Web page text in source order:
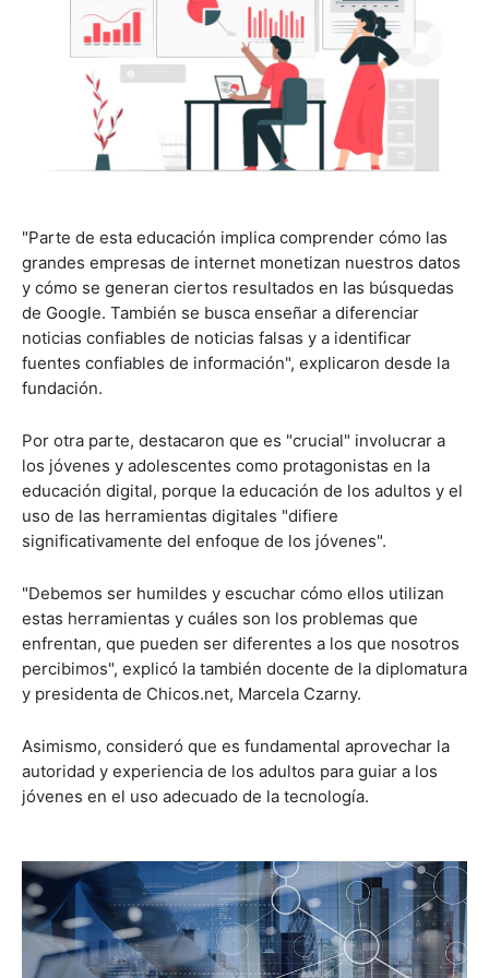
"Parte de esta educación implica comprender cómo las
grandes empresas de internet monetizan nuestros datos
y cómo se generan ciertos resultados en las búsquedas
de Google. También se busca enseñar a diferenciar
noticias confiables de noticias falsas y a identificar
fuentes confiables de información", explicaron desde la
fundación.
Por otra parte, destacaron que es "crucial" involucrar a
los jóvenes y adolescentes como protagonistas en la
educación digital, porque la educación de los adultos y el
uso de las herramientas digitales "difiere
significativamente del enfoque de los jóvenes".
"Debemos ser humildes y escuchar cómo ellos utilizan
estas herramientas y cuáles son los problemas que
enfrentan, que pueden ser diferentes a los que nosotros
percibimos", explicó la también docente de la diplomatura
y presidenta de Chicos.net, Marcela Czarny.
Asimismo, consideró que es fundamental aprovechar la
autoridad y experiencia de los adultos para guiar a los
jóvenes en el uso adecuado de la tecnología.